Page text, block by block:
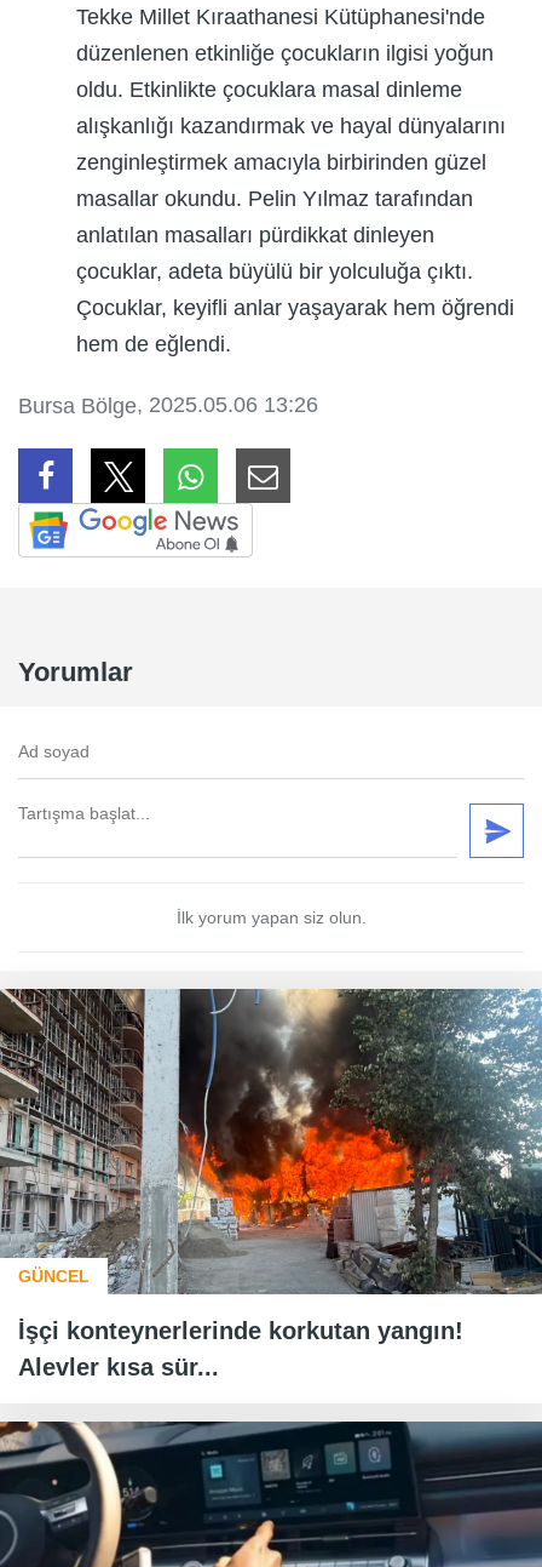
Tekke Millet Kıraathanesi Kütüphanesi'nde
düzenlenen etkinliğe çocukların ilgisi yoğun
oldu. Etkinlikte çocuklara masal dinleme
alışkanlığı kazandırmak ve hayal dünyalarını
zenginleştirmek amacıyla birbirinden güzel
masallar okundu. Pelin Yılmaz tarafından
anlatılan masalları pürdikkat dinleyen
çocuklar, adeta büyülü bir yolculuğa çıktı.
Çocuklar, keyifli anlar yaşayarak hem öğrendi
hem de eğlendi.
Bursa Bölge, 2025.05.06 13:26
Yorumlar
İlk yorum yapan siz olun.
GÜNCEL
İşçi konteynerlerinde korkutan yangın!
Alevler kısa sür...